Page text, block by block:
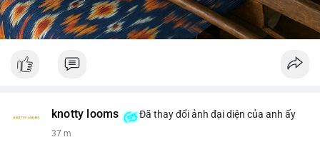
knotty looms Đã thay đổi ảnh đại diện của anh ấy
37 m